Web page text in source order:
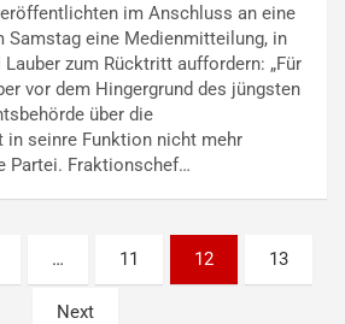
im Anschluss an eine
Samstag eine Medienmitteilung, in
zum Rücktritt auffordern: „Für
vor dem Hingergrund des jüngsten
über die
in seinre Funktion nicht mehr
Partei. Fraktionschef…
… 11 12 13
Next